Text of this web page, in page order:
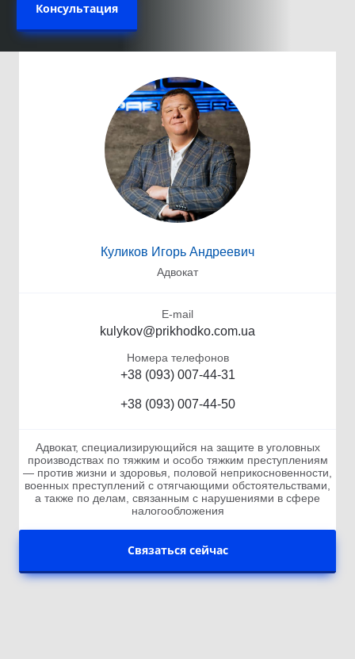
Куликов Игорь Андреевич
Адвокат
E-mail
kulykov@prikhodko.com.ua
Номера телефонов
+38 (093) 007-44-31
+38 (093) 007-44-50
Адвокат, специализирующийся на защите в уголовных
производствах по тяжким и особо тяжким преступлениям
— против жизни и здоровья, половой неприкосновенности,
военных преступлений с отягчающими обстоятельствами,
а также по делам, связанным с нарушениями в сфере
налогообложения
Связаться сейчас
Консультация